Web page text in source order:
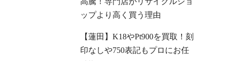
ップより高く買う理由
【蓮田】K18やPt900を買取！刻
印なしや750表記もプロにお任